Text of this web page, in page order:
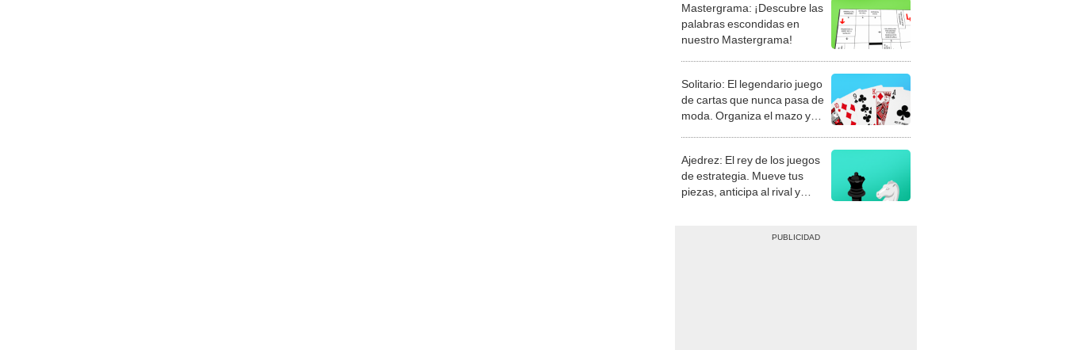
Mastergrama: ¡Descubre las
palabras escondidas en
nuestro Mastergrama!
Solitario: El legendario juego
de cartas que nunca pasa de
moda. Organiza el mazo y
Ajedrez: El rey de los juegos
de estrategia. Mueve tus
piezas, anticipa al rival y